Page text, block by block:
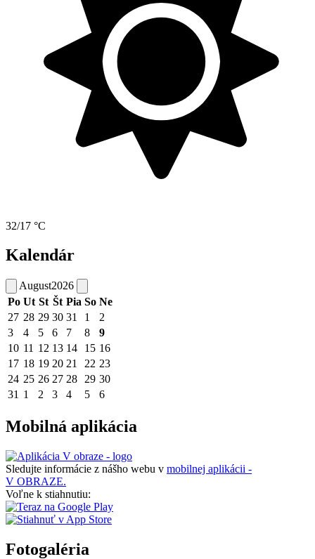
32/17 °C
Kalendár
August2026
Po Ut St Št Pia So Ne
27 28 29 30 31 1
2
3
4 5 6 7 8
9
10 11 12 13 14 15 16
17 18 19 20 21 22 23
24 25 26 27 28 29 30
31 1 2 3 4 5 6
Mobilná aplikácia
Sledujte informácie z nášho webu v mobilnej aplikácii -
V OBRAZE.
Voľne k stiahnutiu:
Fotogaléria